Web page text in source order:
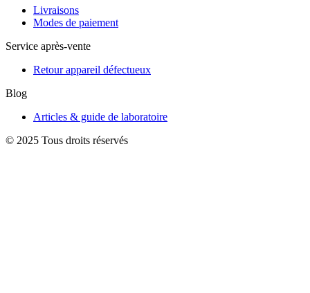
Livraisons
Modes de paiement
Service après-vente
Retour appareil défectueux
Blog
Articles & guide de laboratoire
© 2025 Tous droits réservés